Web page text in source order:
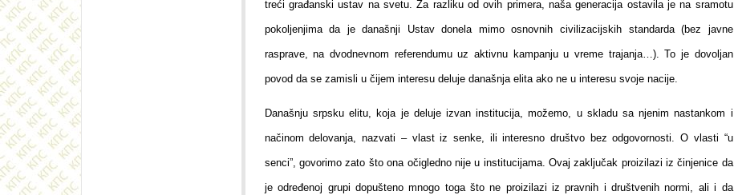
treći građanski ustav na svetu. Za razliku od ovih primera, naša generacija ostavila je na sramotu
pokoljenjima da je današnji Ustav donela mimo osnovnih civilizacijskih standarda (bez javne
rasprave, na dvodnevnom referendumu uz aktivnu kampanju u vreme trajanja…). To je dovoljan
povod da se zamisli u čijem interesu deluje današnja elita ako ne u interesu svoje nacije.
Današnju srpsku elitu, koja je deluje izvan institucija, možemo, u skladu sa njenim nastankom i
načinom delovanja, nazvati – vlast iz senke, ili interesno društvo bez odgovornosti. O vlasti “u
senci”, govorimo zato što ona očigledno nije u institucijama. Ovaj zaključak proizilazi iz činjenice da
je određenoj grupi dopušteno mnogo toga što ne proizilazi iz pravnih i društvenih normi, ali i da